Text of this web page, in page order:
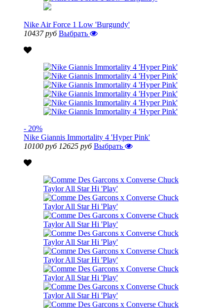
Nike Air Force 1 Low 'Burgundy'
10437 руб Выбрать
- 20%
Nike Giannis Immortality 4 'Hyper Pink'
10100 руб 12625 руб Выбрать